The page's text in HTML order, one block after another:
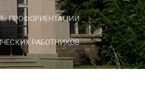
ПРОФОРИЕНТАЦИИ
РАБОТНИКОВ